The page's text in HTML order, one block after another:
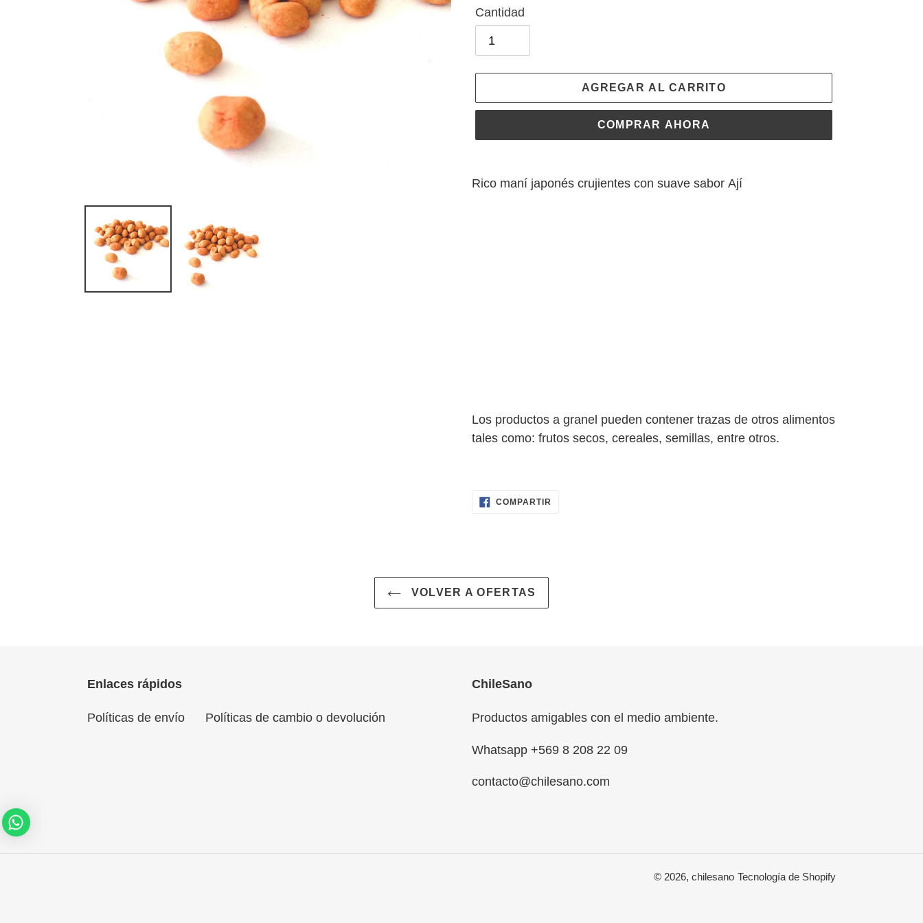
Cantidad
AGREGAR AL CARRITO
COMPRAR AHORA
el
Rico maní japonés crujientes con suave sabor Ají
Los productos a granel pueden contener trazas de otros alimentos
tales como: frutos secos, cereales, semillas, entre otros.
COMPARTIR
EN
VOLVER A OFERTAS
Enlaces rápidos
Políticas de envío Políticas de cambio o devolución
ChileSano
Productos amigables con el medio ambiente.
Whatsapp +569 8 208 22 09
contacto@chilesano.com
© 2026, chilesano Tecnología de Shopify